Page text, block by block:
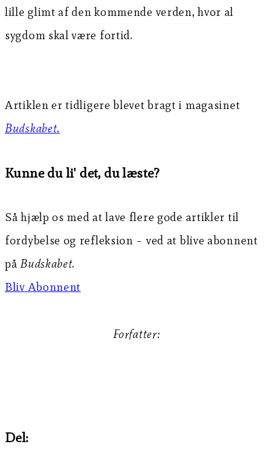
lille glimt af den kommende verden, hvor al
sygdom skal være fortid.
Artiklen er tidligere blevet bragt i magasinet
Budskabet.
Kunne du li' det, du læste?
Så hjælp os med at lave flere gode artikler til
fordybelse og refleksion – ved at blive abonnent
påBudskabet.
Bliv Abonnent
Forfatter:
Del: